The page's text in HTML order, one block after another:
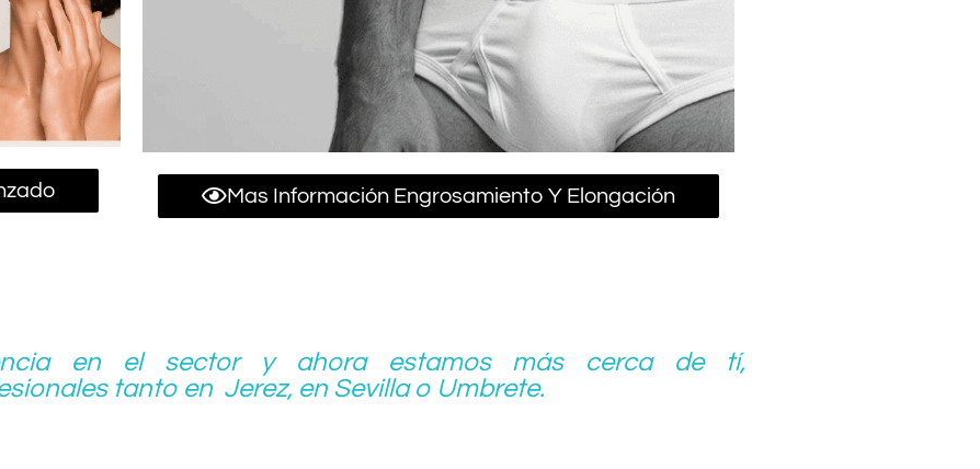
Mas Información Engrosamiento Y Elongación
en el sector y ahora estamos más cerca de tí,
tanto en Jerez, en Sevilla o Umbrete.